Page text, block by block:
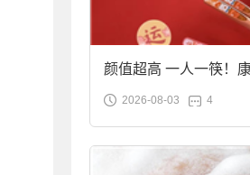
颜值超高 一人一筷！
合金筷子大促：19.9元
2026-08-03 4